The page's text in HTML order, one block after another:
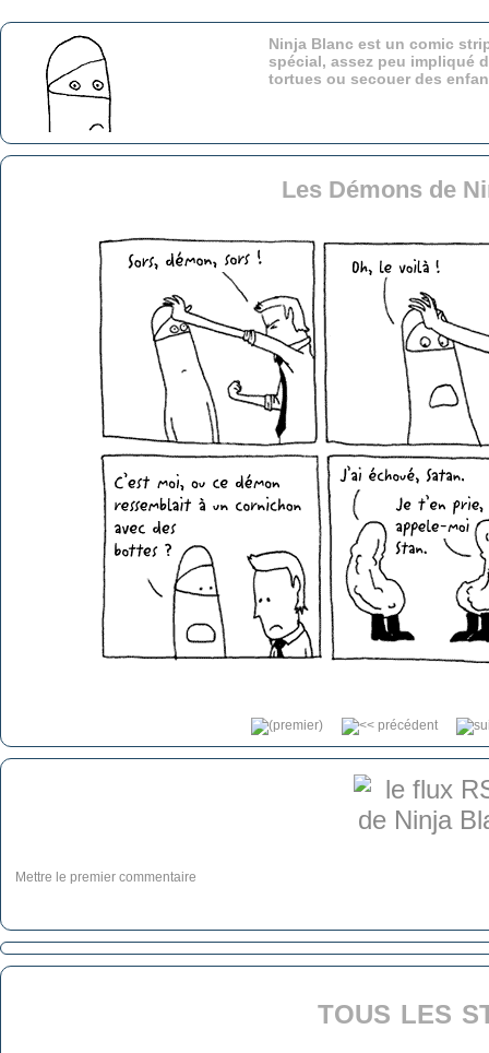
Ninja Blanc est un comic
spécial, assez peu impliqué
tortues ou secouer des
Les Démons de
Mettre le premier commentaire
tous les